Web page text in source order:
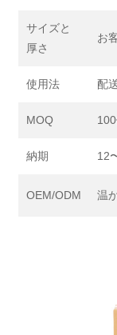
サイズと
厚さ
お
使用法 配
MOQ
納期 12
OEM/ODM 温